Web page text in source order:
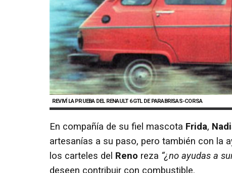
REVIVÍ LA PRUEBA DEL RENAULT 6 GTL DEPARABRISAS-CORSA
En compañía de su fiel mascota Frida,
artesanías a su paso, pero también con la
los carteles del Reno reza “¿no ayudas a
deseen contribuir con combustible.